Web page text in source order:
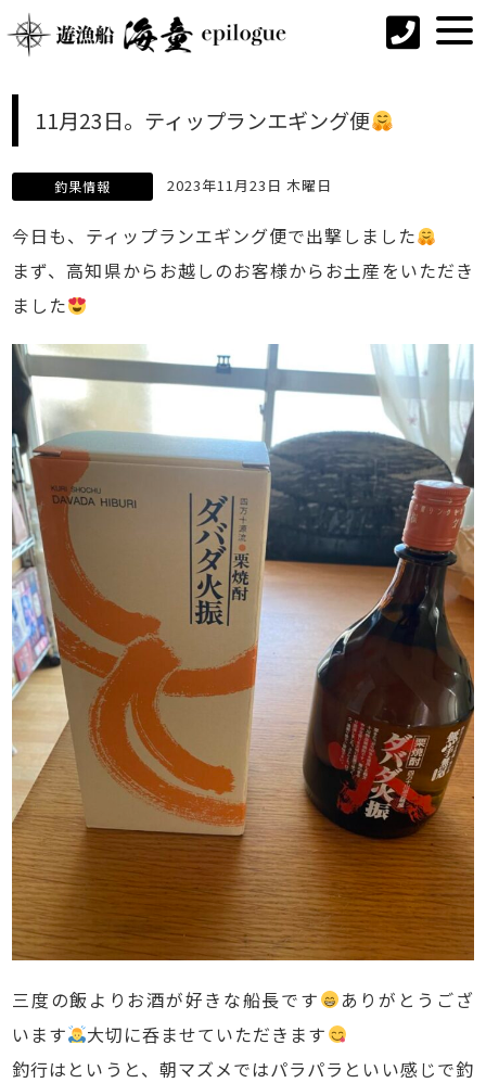
11月23日。ティップランエギング便
釣果情報 2023年11月23日 木曜日
今日も、ティップランエギング便で出撃しました
まず、高知県からお越しのお客様からお土産をいただき
ました
三度の飯よりお酒が好きな船長です
ありがとうござ
います
大切に呑ませていただきます
釣行はというと、朝マズメではパラパラといい感じで釣